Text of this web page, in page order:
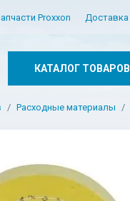
Proxxon Доставка
КАТАЛОГ ТОВАРОВ
Расходные материалы